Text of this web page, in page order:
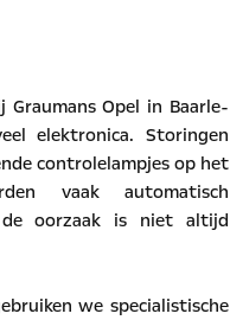
Opel in Baarle-
elektronica. Storingen
controlelampjes op het
vaak automatisch
oorzaak is niet altijd
we specialistische